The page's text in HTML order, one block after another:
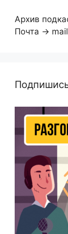
Архив
Почта →